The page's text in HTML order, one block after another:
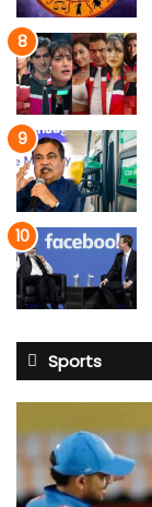
Sports
गिल
की